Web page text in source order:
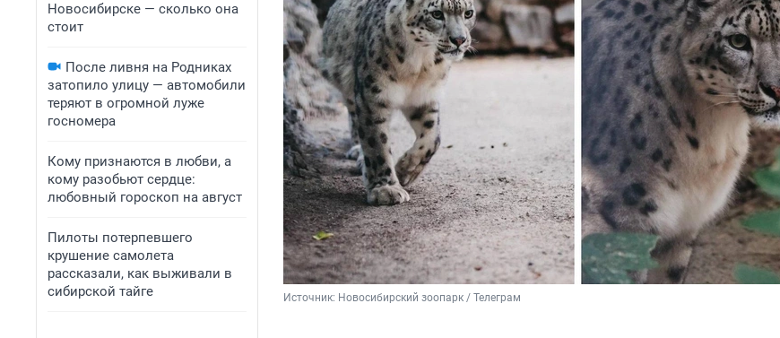
Новосибирске — сколько она
стоит
После ливня на Родниках
затопило улицу — автомобили
теряют в огромной луже
госномера
Кому признаются в любви, а
кому разобьют сердце:
любовный гороскоп на август
Пилоты потерпевшего
крушение самолета
рассказали, как выживали в
сибирской тайге
Источник: Новосибирский зоопарк / Телеграм